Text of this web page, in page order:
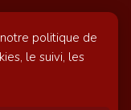
politique de
le suivi, les